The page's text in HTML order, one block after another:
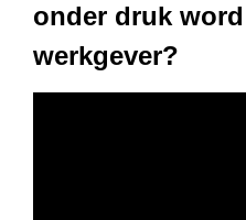
onder druk
werkgever?